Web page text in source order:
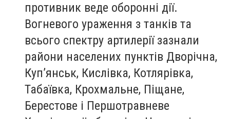
противник веде оборонні дії.
Вогневого ураження з танків та
всього спектру артилерії зазнали
райони населених пунктів Дворічна,
Куп’янськ, Кислівка, Котлярівка,
Табаївка, Крохмальне, Піщане,
Берестове і Першотравневе